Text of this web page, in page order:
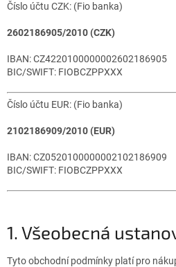
Číslo účtu CZK: (Fio banka)
2602186905/2010 (CZK)
IBAN:CZ4220100000002602186905
BIC/SWIFT: FIOBCZPPXXX
Číslo účtu EUR: (Fio banka)
2102186909/2010 (EUR)
IBAN:CZ0520100000002102186909
BIC/SWIFT: FIOBCZPPXXX
1. Všeobecná
Tyto obchodní podmínky platí pro